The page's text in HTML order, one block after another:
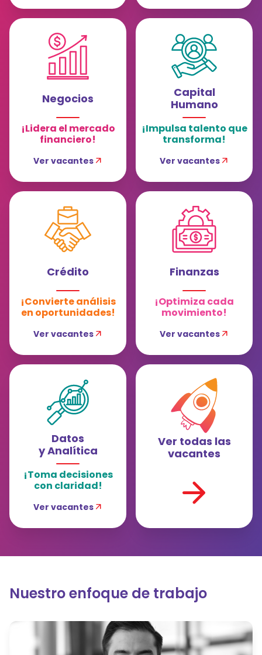
Negocios
¡Lidera el mercado
financiero!
Ver vacantesarrow_outward
Capital
Humano
¡Impulsa talento que
transforma!
Ver vacantesarrow_outward
Crédito
¡Convierte análisis
en oportunidades!
Ver vacantesarrow_outward
Finanzas
¡Optimiza cada
movimiento!
Ver vacantesarrow_outward
Datos
y Analítica
¡Toma decisiones
con claridad!
Ver vacantesarrow_outward
Ver todas las
vacantes
arrow_forward
Nuestro enfoque de trabajo